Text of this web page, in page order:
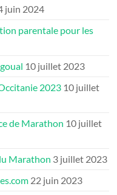
juin 2024
parentale pour les
10 juillet 2023
2023 10 juillet
de Marathon 10 juillet
Marathon 3 juillet 2023
22 juin 2023